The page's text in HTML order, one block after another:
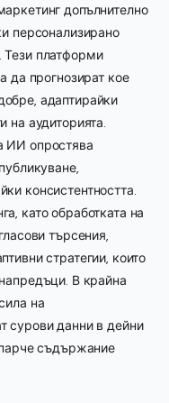
допълнително
персонализирано
платформи
да прогнозират кое
адаптирайки
на аудиторията.
ИИ опростява
консистентността.
като обработката на
търсения,
стратегии, които
В крайна
на
сурови данни в дейни
съдържание